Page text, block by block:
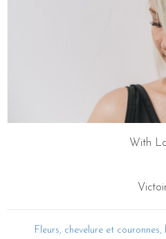
With
Fleurs, chevelure et